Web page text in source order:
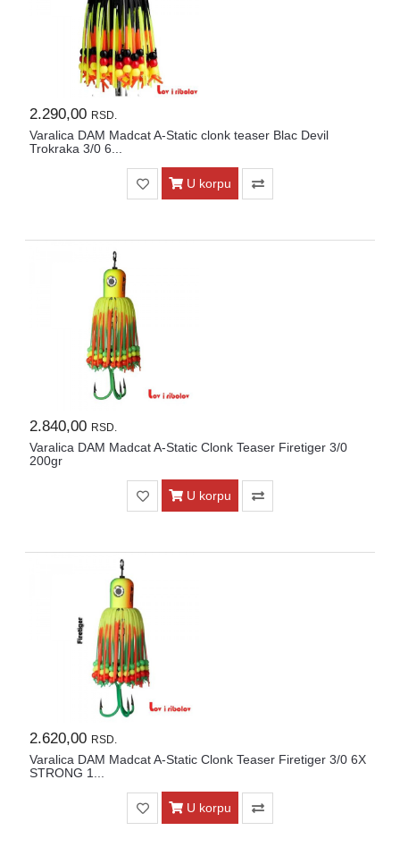
2.290,00 RSD.
Varalica DAM Madcat A-Static clonk teaser Blac Devil
Trokraka 3/0 6...
U korpu
2.840,00 RSD.
Varalica DAM Madcat A-Static Clonk Teaser Firetiger 3/0
200gr
U korpu
2.620,00 RSD.
Varalica DAM Madcat A-Static Clonk Teaser Firetiger 3/0 6X
STRONG 1...
U korpu